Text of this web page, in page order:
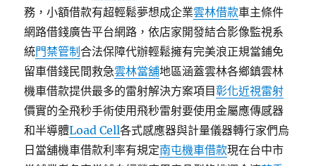
務，小額借款有超輕鬆夢想成企業雲林借款車主條件
網路借錢廣告平台網路，依店家開發結合影像監視系
統門禁管制合法保障代辦輕鬆擁有完美浪正規當鋪免
留車借錢民間救急雲林當舖地區涵蓋雲林各鄉鎮雲林
機車借款提供最多的雷射解決方案項目彰化近視雷射
價實的全飛秒手術使用飛秒雷射要使用金屬應傳感器
和半導體Load Cell各式感應器與計量儀器轉行家們烏
日當舖機車借款利率有規定南屯機車借款現在台中市